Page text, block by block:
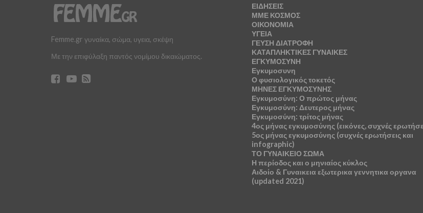
Femme.gr γυναίκα, σώμα, υγεια, σκέψη
Με την επιφύλαξη παντός νομίμου δικαιώματος.
ΕΙΔΗΣΕΙΣ
ΜΜΕ ΚΟΣΜΟΣ
ΟΙΚΟΝΟΜΙΑ
ΥΓΕΙΑ
ΓΕΥΣΗ ΔΙΑΤΡΟΦΗ
ΚΑΤΑΠΛΗΚΤΙΚΕΣ ΓΥΝΑΙΚΕΣ
ΕΓΚΥΜΟΣΥΝΗ
Εγκυμοσυνη
Ο φυσιολογικός τοκετός
ΜΗΝΕΣ ΕΓΚΥΜΟΣΥΝΗΣ
Εγκυμοσύνη: Ο πρώτος μήνας
Εγκυμοσύνη: Δευτερος μήνας
Εγκυμοσύνη: τρίτος μήνας
4ος μήνας εγκυμοσύνης (εικόνες, συχνές
5ος μήνας εγκυμοσύνης (συχνές ερωτήσεις και
infographic)
ΤΟ ΓΥΝΑΙΚΕΙΟ ΣΩΜΑ
Η περίοδος και ο μηνιαίος κύκλος
Αιδοίο & Γυναικεια εξωτερικα γεννητικα οργανα
(updated 2021)